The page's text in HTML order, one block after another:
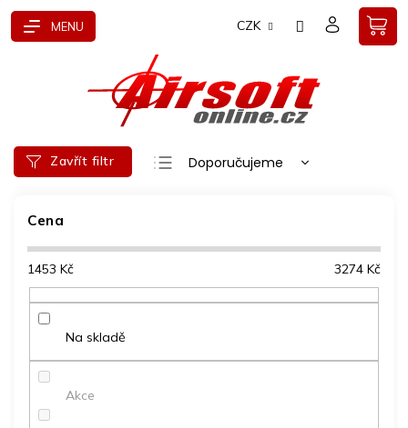
Přejít
CZK
Ř
a
í
r
u
Doporučujeme
Nejprodávanější
Zavřít filtr
Cena
1453 Kč 3274 Kč
Na skladě
Akce